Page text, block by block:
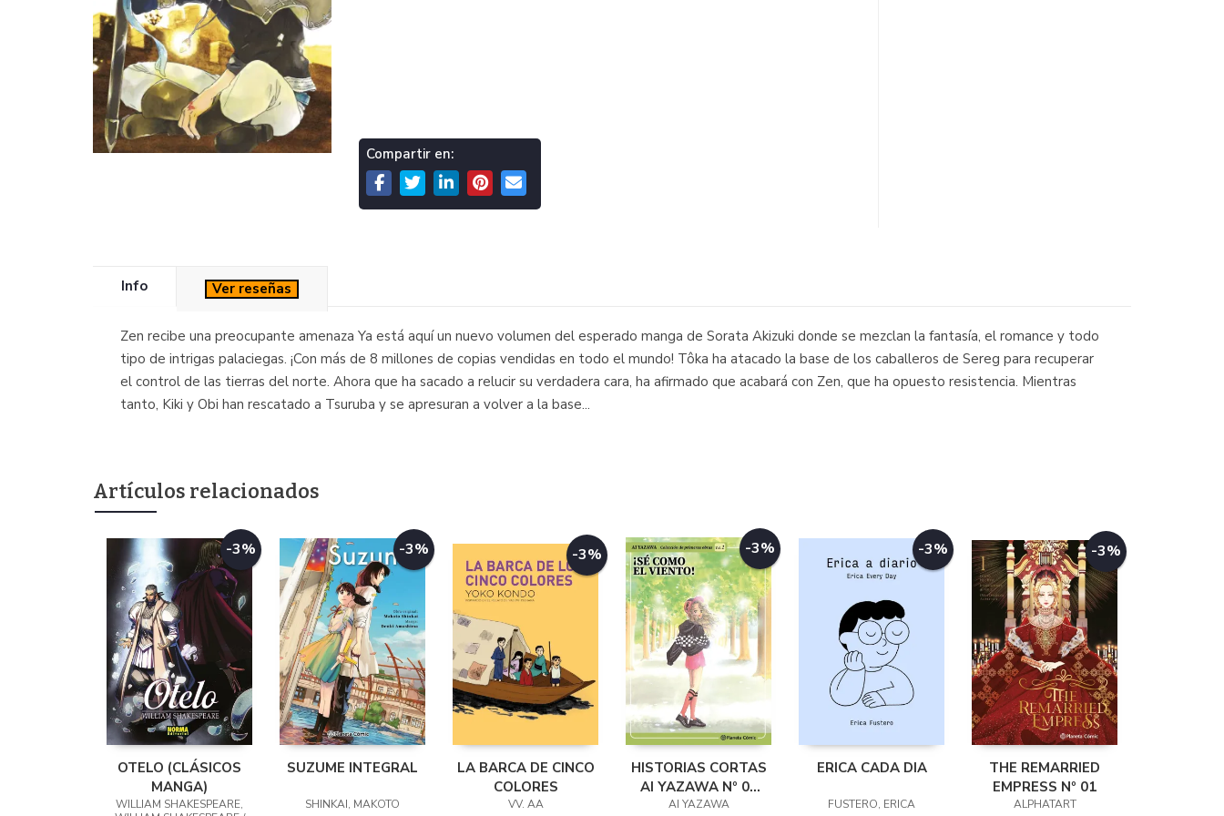
Compartir en:
Info Ver reseñas
Zen recibe una preocupante amenaza Ya está aquí un nuevo volumen del esperado manga de Sorata Akizuki donde se mezclan la fantasía, el romance y todo
tipo de intrigas palaciegas. ¡Con más de 8 millones de copias vendidas en todo el mundo! Tôka ha atacado la base de los caballeros de Sereg para recuperar
el control de las tierras del norte. Ahora que ha sacado a relucir su verdadera cara, ha afirmado que acabará con Zen, que ha opuesto resistencia. Mientras
tanto, Kiki y Obi han rescatado a Tsuruba y se apresuran a volver a la base...
Artículos relacionados
-3%
OTELO (CLÁSICOS
MANGA)
WILLIAM SHAKESPEARE,
-3%
SUZUME INTEGRAL
SHINKAI, MAKOTO
-3%
LA BARCA DE CINCO
COLORES
VV. AA
-3%
HISTORIAS CORTAS
AI YAZAWA Nº 01
(KAZE NI NARE!)
AI YAZAWA
-3%
ERICA CADA DIA
FUSTERO, ERICA
-3%
THE REMARRIED
EMPRESS Nº 01
ALPHATART